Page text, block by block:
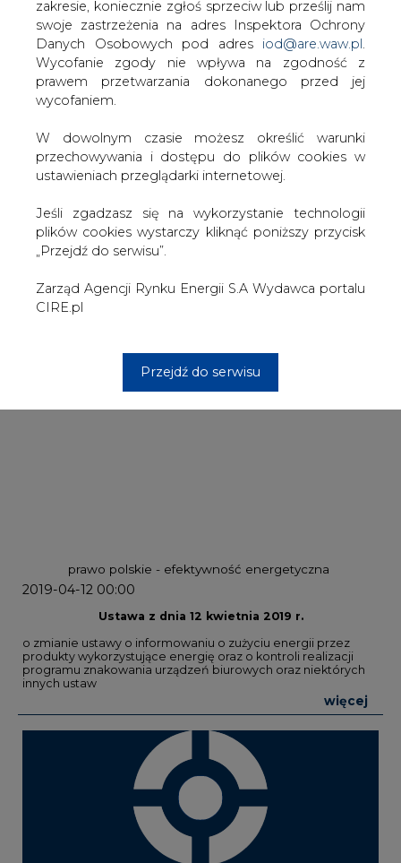
zakresie, koniecznie zgłoś sprzeciw lub prześlij nam
swoje zastrzeżenia na adres Inspektora Ochrony
Danych Osobowych pod adres iod@are.waw.pl.
Wycofanie zgody nie wpływa na zgodność z
prawem przetwarzania dokonanego przed jej
wycofaniem.
W dowolnym czasie możesz określić warunki
przechowywania i dostępu do plików cookies w
ustawieniach przeglądarki internetowej.
Jeśli zgadzasz się na wykorzystanie technologii
plików cookies wystarczy kliknąć poniższy przycisk
„Przejdź do serwisu”.
Zarząd Agencji Rynku Energii S.A Wydawca portalu
CIRE.pl
Przejdź do serwisu
Rozporządzenie Ministra Inwestycji i Rozwoju z dnia 6
września 2019 r.
zmieniające rozporządzenie w sprawie metodologii
wyznaczania charakterystyki energetycznej budynku lub
części budynku oraz świadectw charakterystyki
energetycznej
prawo polskie - efektywność energetyczna
2019-04-12 00:00
Ustawa z dnia 12 kwietnia 2019 r.
o zmianie ustawy o informowaniu o zużyciu energii przez
produkty wykorzystujące energię oraz o kontroli realizacji
programu znakowania urządzeń biurowych oraz niektórych
innych ustaw
więcej